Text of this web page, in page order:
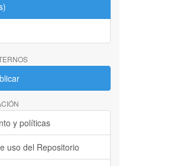
y políticas
uso del Repositorio